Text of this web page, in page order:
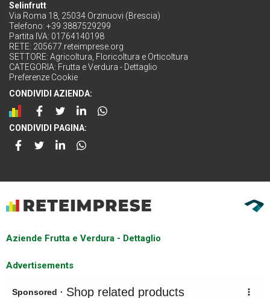
Selinfrutt
Via Roma 18, 25034 Orzinuovi (Brescia)
Telefono: +39 3887529299
Partita IVA: 01764140198
RETE: 205677.reteimprese.org
SETTORE: Agricoltura, Floricoltura e Orticoltura
CATEGORIA: Frutta e Verdura - Dettaglio
Preferenze Cookie
CONDIVIDI AZIENDA:
CONDIVIDI PAGINA:
Aziende Frutta e Verdura - Dettaglio
Advertisements